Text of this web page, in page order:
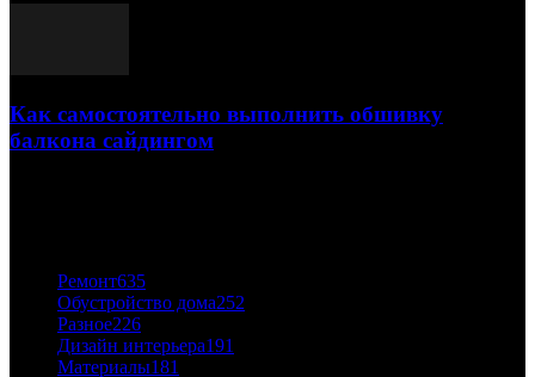
Как самостоятельно выполнить обшивку
балкона сайдингом
Ремонт635
Обустройство дома252
Разное226
Дизайн интерьера191
Материалы181